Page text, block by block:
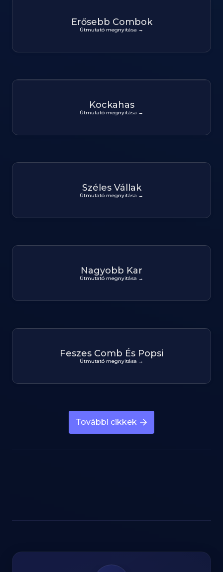
Erősebb Combok
Útmutató megnyitása →
Kockahas
Útmutató megnyitása →
Széles Vállak
Útmutató megnyitása →
Nagyobb Kar
Útmutató megnyitása →
Feszes Comb És Popsi
Útmutató megnyitása →
További cikkek